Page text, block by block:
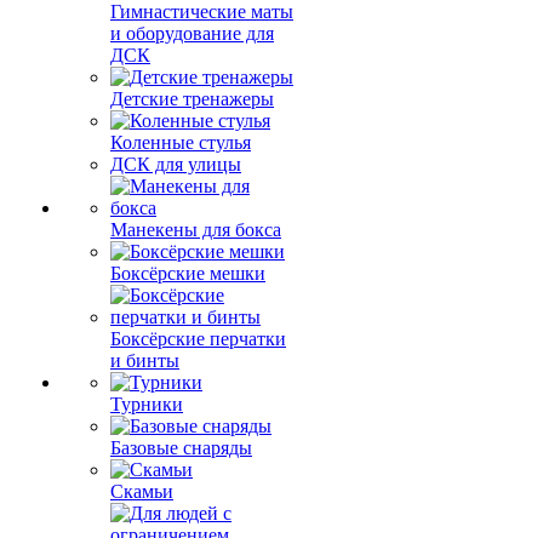
Гимнастические маты
и оборудование для
ДСК
Детские тренажеры
Коленные стулья
ДСК для улицы
Манекены для бокса
Боксёрские мешки
Боксёрские перчатки
и бинты
Турники
Базовые снаряды
Скамьи